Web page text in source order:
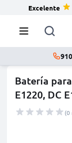
Excelente
Batería
E1220, DC
(0